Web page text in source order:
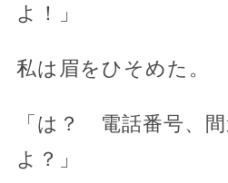
よ！」
私は眉をひそめた。
「は？ 電話番号、
よ？」